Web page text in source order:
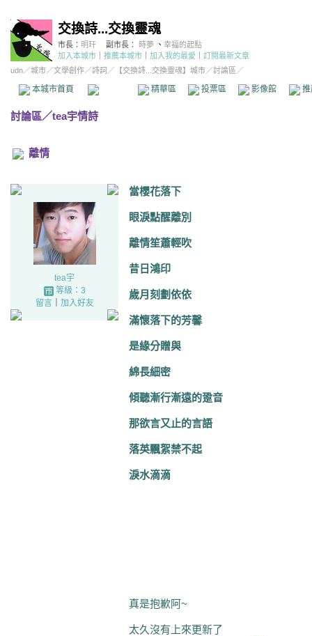
交換詩...交換靈魂
市長： 明玕 副市長： 時夢 、 幸福的起點
加入本城市
推薦本城市 加入我的最愛
訂閱最新文章
udn／城市／文學創作／詩詞 ／ 【交換詩...交換靈魂】城市／討論區／
本城市首頁 精華區 投票區 影像館
討論區／tea宇情詩
離情
tea宇
等級：3
留言｜ 加入好友
當櫻花落下
眼淚點醒離別
離情笙蕭輕吹
昔日鴻印
歲月刻劃依依
滿懷落下的芳馨
是緣分贈與
綿長細密
傾聽漸行漸遠的跫音
那欲言又止的言語
落英飄絮禁不起
淚水滴滴
真是抱歉阿~
太久沒有上來更新了